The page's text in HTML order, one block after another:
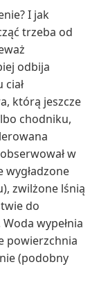
I jak
trzeba od
odbija
ciał
którą jeszcze
chodniku,
w
wygładzone
zwilżone lśnią
do
wypełnia
powierzchnia
(podobny